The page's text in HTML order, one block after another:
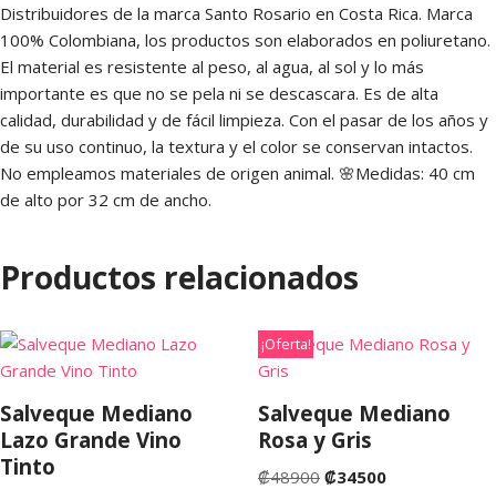
Distribuidores de la marca Santo Rosario en Costa Rica. Marca
100% Colombiana, los productos son elaborados en poliuretano.
El material es resistente al peso, al agua, al sol y lo más
importante es que no se pela ni se descascara. Es de alta
calidad, durabilidad y de fácil limpieza. Con el pasar de los años y
de su uso continuo, la textura y el color se conservan intactos.
No empleamos materiales de origen animal. 🌸Medidas: 40 cm
de alto por 32 cm de ancho.
Productos relacionados
Salveque Mediano
Lazo Grande Vino
Tinto
¡Oferta!
Salveque Mediano
Rosa y Gris
₡48900 ₡34500